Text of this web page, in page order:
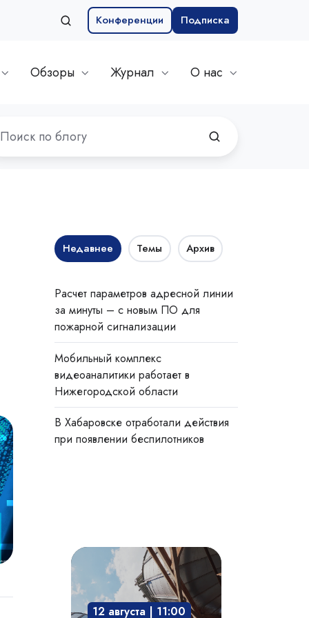
Конференции Подписка
Обзоры Журнал О нас
Недавнее Темы Архив
Расчет параметров адресной линии
за минуты – с новым ПО для
пожарной сигнализации
Мобильный комплекс
видеоаналитики работает в
Нижегородской области
В Хабаровске отработали действия
при появлении беспилотников
Взрывозащита
технологического
оборудования:
защита12 августа | 11:00